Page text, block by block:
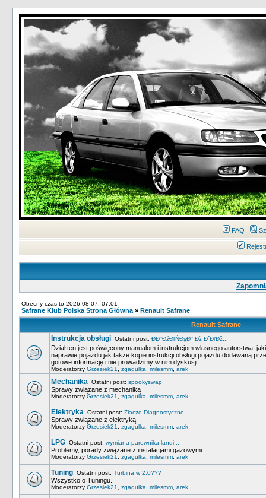
FAQ
Obecny czas to 2026-08-07, 07:01
Safrane Klub Polska Strona Główna » Renault Safrane
Renault Safrane
Instrukcja obsługi Ostatni post: ĐĐ°ĐźĐľŃĐşĐ° Đž Đ˝ĐľĐž...
Dział ten jest poświęcony manualom i instrukcjom własnego autorstwa,
naprawie pojazdu jak także kopie instrukcji obsługi pojazdu dodawaną
gotowe informację i nie prowadzimy w nim dyskusji.
Moderatorzy Grzesiek21 zgagulka milesmm arek
Mechanika Ostatni post: spookyswap
Sprawy związane z mechaniką
Moderatorzy Grzesiek21 zgagulka milesmm arek
Elektryka Ostatni post: Złacze Diagnostyczne
Sprawy związane z elektryką
Moderatorzy Grzesiek21 zgagulka milesmm arek
LPG Ostatni post: wymiana parownika landi-...
Problemy, porady związane z instalacjami gazowymi.
Moderatorzy Grzesiek21 zgagulka milesmm arek
Tuning Ostatni post: Turbina w 2.0???
Wszystko o Tuningu.
Moderatorzy Grzesiek21 zgagulka milesmm arek